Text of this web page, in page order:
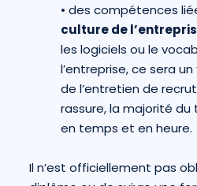
• des compétences
culture de
les logiciels ou le
l’entreprise, ce sera
de l’entretien de
rassure, la majorité
en temps et en heure.
Il n’est officiellement pas